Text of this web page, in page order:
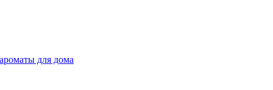
МАЛИНОВАЯ” ПРОДОЛЖИТЕЛЬНОСТЬ 120
120 МИНУТ
ЙОГУРТОВАЯ” ПРОДОЛЖИТЕЛЬНОСТЬ 120
для дома